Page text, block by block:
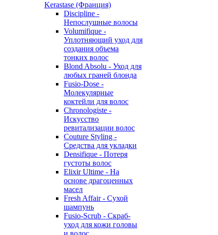
Kerastase (Франция)
Discipline -
Непослушные волосы
Volumifique -
Уплотняющий уход для
создания объема
тонких волос
Blond Absolu - Уход для
любых граней блонда
Fusio-Dose -
Молекулярные
коктейли для волос
Chronologiste -
Искусство
ревитализации волос
Couture Styling -
Средства для укладки
Densifique - Потеря
густоты волос
Elixir Ultime - На
основе драгоценных
масел
Fresh Affair - Сухой
шампунь
Fusio-Scrub - Скраб-
уход для кожи головы
и волос